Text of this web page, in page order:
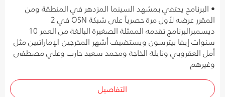
• البرنامج يحتفي بمشهد السينما المزدهر في المنطقة ومن
المقرر عرضه لأول مرة حصرياً على شبكة OSN في 2
ديسمبرالبرنامج تقدمه الممثلة الصغيرة البالغة من العمر 10
سنوات إيفا بيترسون ويستضيف أشهر المخرجين الإماراتيين مثل
أمل العقروبي ونايلة الخاجة ومحمد سعيد حارب وعلي مصطفى
وغيرهم
التفاصيل